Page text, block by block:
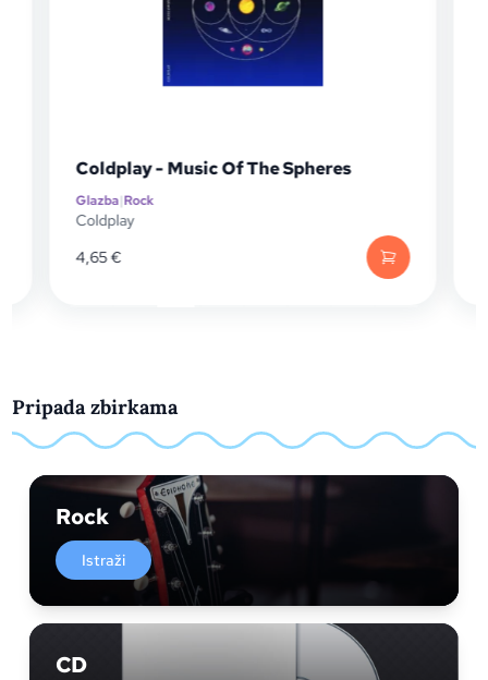
Coldplay - Music Of The Spheres
Glazba|Rock
Coldplay
4,65€
Pripada zbirkama
Rock
Istraži
CD